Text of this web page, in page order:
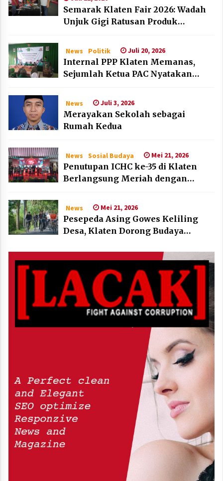
Semarak Klaten Fair 2026: Wadah
Unjuk Gigi Ratusan Produk
News Politik Juli 20, 2026
Internal PPP Klaten Memanas,
Sejumlah Ketua PAC Nyatakan
News Juli 3, 2026
Merayakan Sekolah sebagai
Rumah Kedua
News Sosial Budaya Mei 21, 2026
Penutupan ICHC ke-35 di Klaten
Berlangsung Meriah dengan
Jerman
News Mei 21, 2026
Pesepeda Asing Gowes Keliling
Desa, Klaten Dorong Budaya
Fest 2026